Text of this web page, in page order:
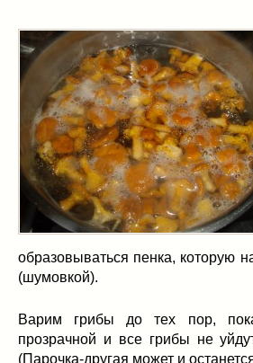
образовываться пенка, которую
(шумовкой).
Варим грибы до тех пор,
прозрачной и все грибы не
(Парочка-другая может и